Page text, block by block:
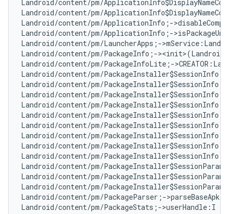
Landroid/content/pm/
Landroid/content/pm/
Landroid/content/pm/ApplicationInfo;-
Landroid/content/pm/ApplicationInfo;-
Landroid/content/pm/LauncherApps;-
Landroid/content/pm/PackageInfo;-
Landroid/content/pm/PackageInfoLite;-
Landroid/content/pm/
Landroid/content/pm/
Landroid/content/pm/
Landroid/content/pm/
Landroid/content/pm/
Landroid/content/pm/
Landroid/content/pm/
Landroid/content/pm/
Landroid/content/pm/
Landroid/content/pm/
Landroid/content/pm/
Landroid/content/pm/
Landroid/content/pm/PackageParser;-
Landroid/content/pm/PackageStats;->userHandle:I